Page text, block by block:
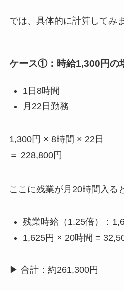
では、具体的に計算してみ
ケース①：時給1,300 円の
1日 8時間
月 22 日勤務
1,300円 × 8時間 × 22 日
＝ 228,800円
ここに残業が月 20時間入る
残業時給（ 1.25倍）：
1,625円 × 20時間 =
▶ 合計：約261,300円